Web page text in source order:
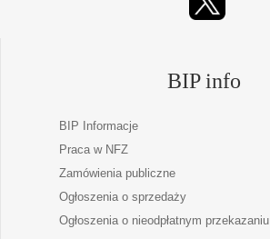
BIP info
BIP Informacje
Praca w NFZ
Zamówienia publiczne
Ogłoszenia o sprzedaży
Ogłoszenia o nieodpłatnym przekazaniu